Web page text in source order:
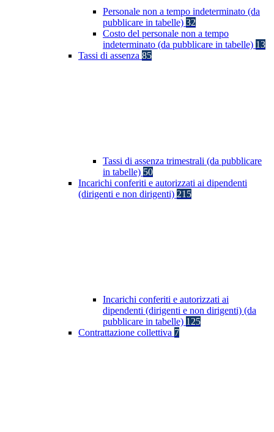
Personale non a tempo indeterminato (da
pubblicare in tabelle) 32
Costo del personale non a tempo
indeterminato (da pubblicare in tabelle) 13
Tassi di assenza 85
Tassi di assenza trimestrali (da pubblicare
in tabelle) 50
Incarichi conferiti e autorizzati ai dipendenti
(dirigenti e non dirigenti) 215
Incarichi conferiti e autorizzati ai
dipendenti (dirigenti e non dirigenti) (da
pubblicare in tabelle) 125
Contrattazione collettiva 7